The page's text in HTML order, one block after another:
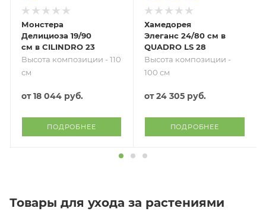
Монстера
Делициоза 19/90
см в CILINDRO 23
Высота композиции - 110
см
от18 044 руб.
ПОДРОБНЕЕ
Хамедорея
Элеганс 24/80 см в
QUADRO LS 28
Высота композиции -
100 см
от24 305 руб.
ПОДРОБНЕЕ
Товары для ухода за растениями